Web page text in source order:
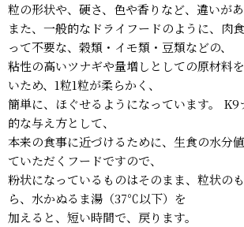
粒の形状や、硬さ、色や香りなど、違いがあ
また、一般的なドライフードのように、肉
って不要な、穀類・イモ類・豆類などの、
粘性の高いツナギや量増しとしての原材料
いため、1粒1粒が柔らかく、
簡単に、ほぐせるようになっています。
的な与え方として、
本来の食事に近づけるために、生食の水分
ていただくフードですので、
粉状になっているものはそのまま、粒状の
ら、水かぬるま湯（37℃以下）を
加えると、短い時間で、戻ります。